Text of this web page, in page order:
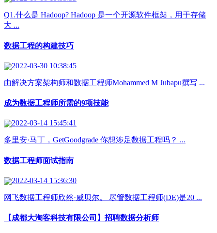
Q1.什么是 Hadoop? Hadoop 是一个开源软件框架，用于存储
大 ...
数据工程的构建技巧
2022-03-30 10:38:45
由解决方案架构师和数据工程师Mohammed M Jubapu撰写 ...
成为数据工程师所需的9项技能
2022-03-14 15:45:41
多里安·马丁，GetGoodgrade 你想涉足数据工程吗？ ...
数据工程师面试指南
2022-03-14 15:36:30
网飞数据工程师欣然·威贝尔。 尽管数据工程师(DE)是20 ...
【成都大淘客科技有限公司】招聘数据分析师